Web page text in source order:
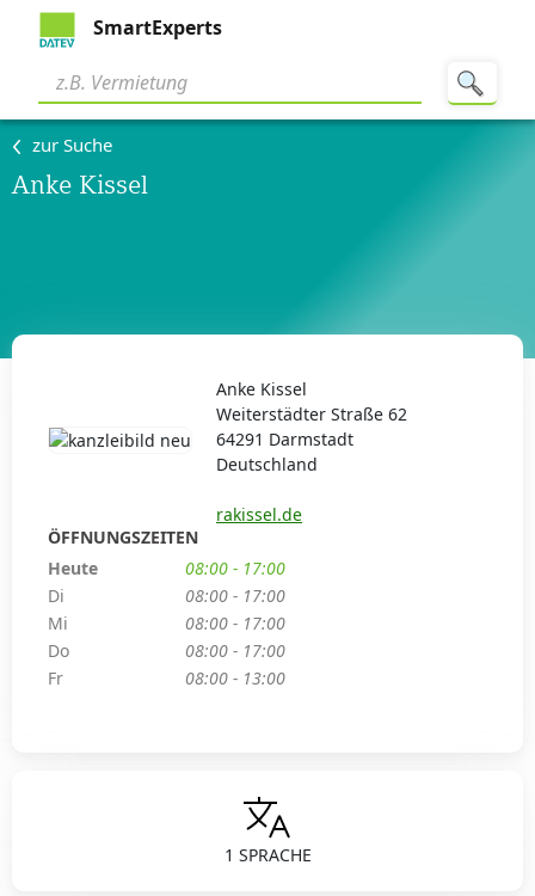
SmartExperts
zur Suche
Anke Kissel
1 SPRACHE
Anke Kissel
Weiterstädter Straße 62
64291 Darmstadt
Deutschland
rakissel.de
ÖFFNUNGSZEITEN
Heute
08:00 - 17:00
Di
08:00 - 17:00
Mi
08:00 - 17:00
Do
08:00 - 17:00
Fr
08:00 - 13:00